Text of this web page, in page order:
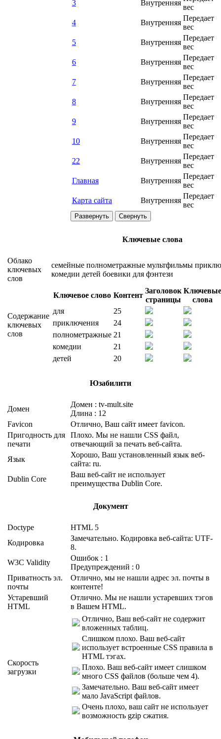
3
Внутренняя
вес
4
Внутренняя
Передает
вес
5
Внутренняя
Передает
вес
6
Внутренняя
Передает
вес
7
Внутренняя
Передает
вес
8
Внутренняя
Передает
вес
9
Внутренняя
Передает
вес
10
Внутренняя
Передает
вес
22
Внутренняя
Передает
вес
Главная
Внутренняя
Передает
вес
Карта сайта
Внутренняя
Передает
вес
Развернуть Свернуть
Ключевые слова
Облако
ключевых
слов
семейные полнометражные мультфильмы
комедии детей боевики для фэнтези
Содержание
ключевых
слов
Ключевое слово Контент
Заголовок
страницы
Ключевые
слова
для
25
приключения
24
полнометражные 21
комедии
21
детей
20
Юзабилити
Домен
Домен : tv-mult.site
Длина : 12
Favicon
Отлично, Ваш сайт имеет favicon.
Пригодность для
печати
Плохо. Мы не нашли CSS файл,
отвечающий за печать веб-сайта.
Язык
Хорошо, Ваш установленный язык веб-
сайта: ru.
Dublin Core
Ваш веб-сайт не использует
преимущества Dublin Core.
Документ
Doctype
HTML 5
Кодировка
Замечательно. Кодировка веб-сайта: UTF-
8.
W3C Validity
Ошибок : 1
Предупреждений : 0
Приватность эл.
почты
Отлично, мы не нашли адрес эл. почты в
контенте!
Устаревший
HTML
Отлично. Мы не нашли устаревших тэгов
в Вашем HTML.
Скорость
загрузки
Отлично, Ваш веб-сайт не содержит
вложенных таблиц.
Слишком плохо. Ваш веб-сайт
использует встроенные CSS правила в
HTML тэгах.
Плохо. Ваш веб-сайт имеет слишком
много CSS файлов (больше чем 4).
Замечательно. Ваш веб-сайт имеет
мало JavaScript файлов.
Очень плохо, ваш сайт не использует
возможность gzip сжатия.